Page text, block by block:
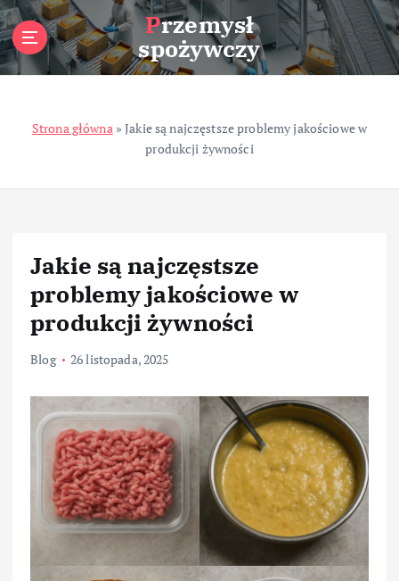
S
k
i
p
t
Przemysł
spożywczy
Strona główna »Jakie są najczęstsze problemy jakościowe w
produkcji żywności
Jakie są najczęstsze
problemy jakościowe w
produkcji żywności
Blog 26 listopada, 2025